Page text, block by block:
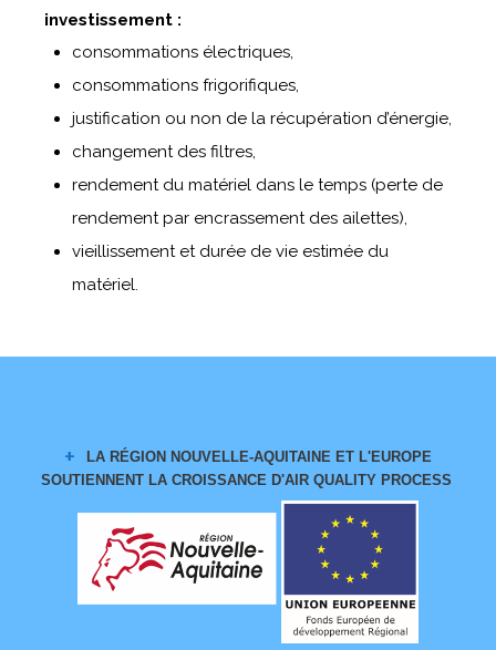
LA RÉGION NOUVELLE-AQUITAINE ET L'EUROPE
SOUTIENNENT LA CROISSANCE D'AIR QUALITY PROCESS
investissement :
consommations électriques,
consommations frigorifiques,
justification ou non de la récupération d’énergie,
changement des filtres,
rendement du matériel dans le temps (perte de
rendement par encrassement des ailettes),
vieillissement et durée de vie estimée du
matériel.